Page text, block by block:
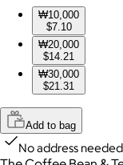
₩10,000
$7.10
₩20,000
$14.21
₩30,000
$21.31
Add to bag
No address needed